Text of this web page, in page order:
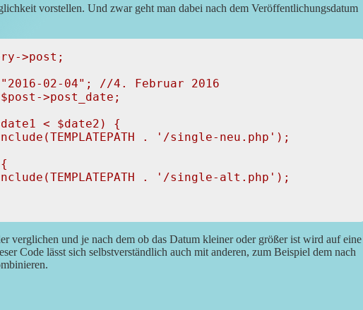
vorstellen. Und zwar geht man dabei nach dem Veröffentlichungsdatum
>post;
02-04"; //4. Februar 2016
>post_date;
< $date2) {
. '/single-neu.php');
. '/single-alt.php');
verglichen und je nach dem ob das Datum kleiner oder größer ist wird auf eine
Code lässt sich selbstverständlich auch mit anderen, zum Beispiel dem nach